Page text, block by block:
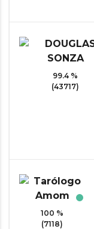
99.4 %
(43717)
100 %
(7118)